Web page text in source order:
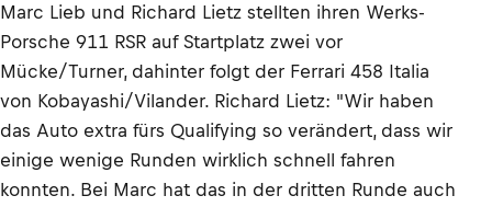
Marc Lieb und Richard Lietz stellten ihren Werks-
Porsche 911 RSR auf Startplatz zwei vor
Mücke/Turner, dahinter folgt der Ferrari 458 Italia
von Kobayashi/Vilander. Richard Lietz: "Wir haben
das Auto extra fürs Qualifying so verändert, dass wir
einige wenige Runden wirklich schnell fahren
konnten. Bei Marc hat das in der dritten Runde auch